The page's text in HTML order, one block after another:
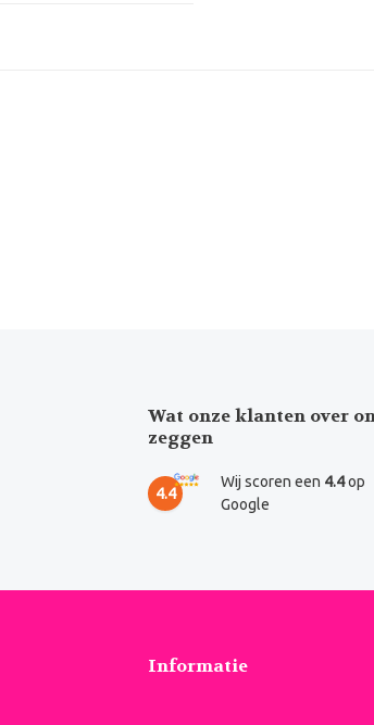
Wat onze klanten over
zeggen
4.4
Wij scoren een 4.4op
Google
Informatie